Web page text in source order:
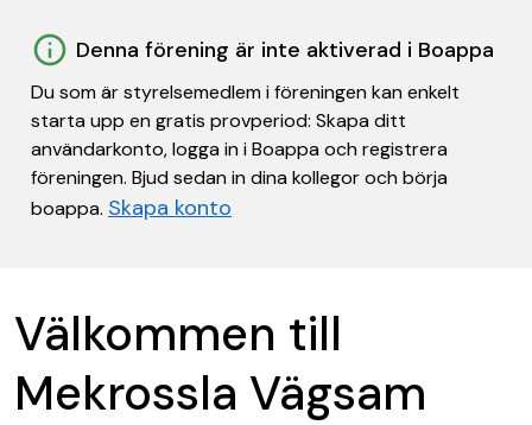
Denna förening är inte aktiverad i Boappa
Du som är styrelsemedlem i föreningen kan enkelt
starta upp en gratis provperiod: Skapa ditt
användarkonto, logga in i Boappa och registrera
föreningen. Bjud sedan in dina kollegor och börja
boappa. Skapa konto
Välkommen till
Mekrossla Vägsam